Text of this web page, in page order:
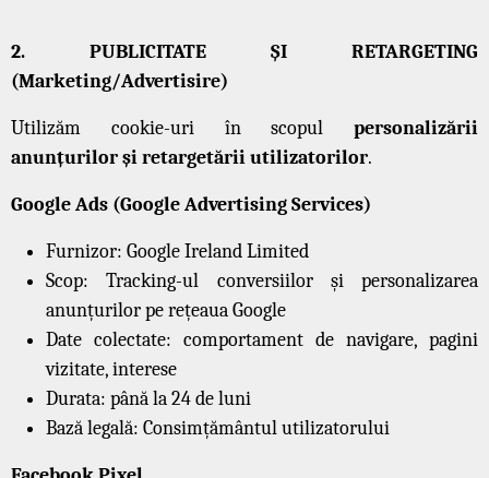
2. PUBLICITATE ȘI RETARGETING
(Marketing/Advertisire)
Utilizăm cookie-uri în scopul personalizării
anunțurilor și retargetării utilizatorilor.
Google Ads (Google Advertising Services)
Furnizor: Google Ireland Limited
Scop: Tracking-ul conversiilor și personalizarea
anunțurilor pe rețeaua Google
Date colectate: comportament de navigare, pagini
vizitate, interese
Durata: până la 24 de luni
Bază legală: Consimțământul utilizatorului